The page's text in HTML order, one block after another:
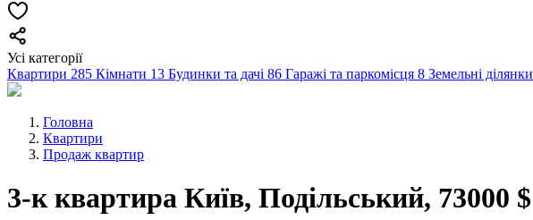
Усі категорії
Квартири 285 Кімнати 13 Будинки та дачі 86 Гаражі та паркомісця 8 Земельні ділянки
Головна
Квартири
Продаж квартир
3-к квартира Київ, Подільський, 73000 $